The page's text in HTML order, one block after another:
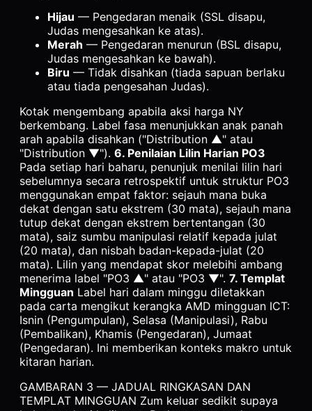
Hijau — Pengedaran menaik (SSL disapu,
Judas mengesahkan ke atas).
Merah — Pengedaran menurun (BSL disapu,
Judas mengesahkan ke bawah).
Biru — Tidak disahkan (tiada sapuan berlaku
atau tiada pengesahan Judas).
Kotak mengembang apabila aksi harga NY
berkembang. Label fasa menunjukkan anak panah
arah apabila disahkan ("Distribution ▲" atau
"Distribution ▼"). 6. Penilaian Lilin Harian PO3
Pada setiap hari baharu, penunjuk menilai lilin hari
sebelumnya secara retrospektif untuk struktur PO3
menggunakan empat faktor: sejauh mana buka
dekat dengan satu ekstrem (30 mata), sejauh mana
tutup dekat dengan ekstrem bertentangan (30
mata), saiz sumbu manipulasi relatif kepada julat
(20 mata), dan nisbah badan-kepada-julat (20
mata). Lilin yang mendapat skor melebihi ambang
menerima label "PO3 ▲" atau "PO3 ▼". 7. Templat
Mingguan Label hari dalam minggu diletakkan
pada carta mengikut kerangka AMD mingguan ICT:
Isnin (Pengumpulan), Selasa (Manipulasi), Rabu
(Pembalikan), Khamis (Pengedaran), Jumaat
(Pengedaran). Ini memberikan konteks makro untuk
kitaran harian.
GAMBARAN 3 — JADUAL RINGKASAN DAN
TEMPLAT MINGGUAN Zum keluar sedikit supaya